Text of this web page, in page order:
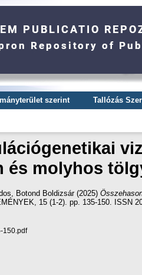
szerint Tallózás
és molyhos
Botond Boldizsár(2025)
15 (1-2). pp. 135-150. ISSN
150.pdf